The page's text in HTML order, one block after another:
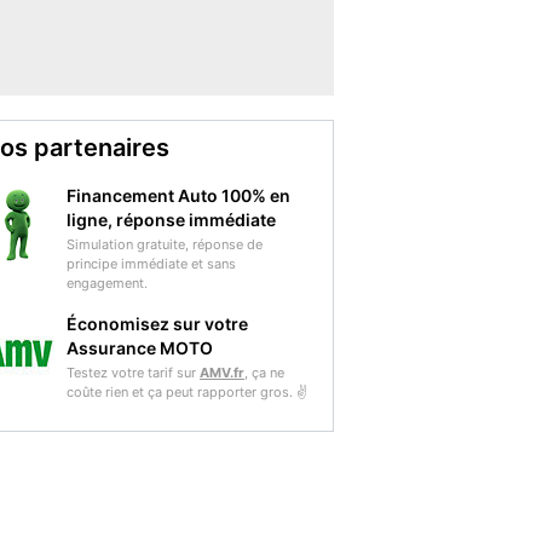
partenaires
Financement Auto 100% en
ligne, réponse immédiate
Simulation gratuite, réponse de
principe immédiate et sans
engagement.
Économisez sur votre
Assurance MOTO
Testez votre tarif sur AMV.fr, ça ne
coûte rien et ça peut rapporter gros. ✌️